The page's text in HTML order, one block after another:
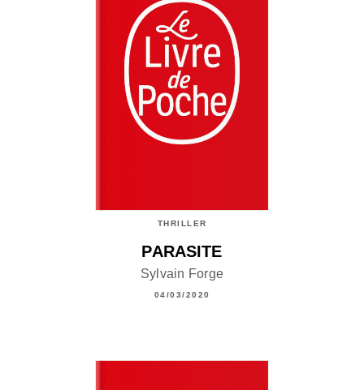
THRILLER
PARASITE
Sylvain Forge
04/03/2020